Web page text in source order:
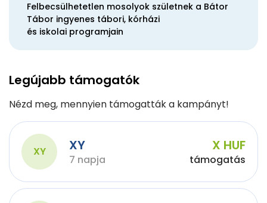
Felbecsülhetetlen mosolyok születnek a Bátor
Tábor ingyenes tábori, kórházi
és iskolai programjain
Legújabb támogatók
Nézd meg, mennyien támogatták a kampányt!
XY XY
7 napja
X HUF
támogatás